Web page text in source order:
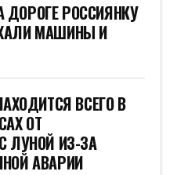
РОССИЯНКУ
МАШИНЫ И
ВСЕГО В
ОТ
ЛУНОЙ ИЗ-ЗА
АВАРИИ